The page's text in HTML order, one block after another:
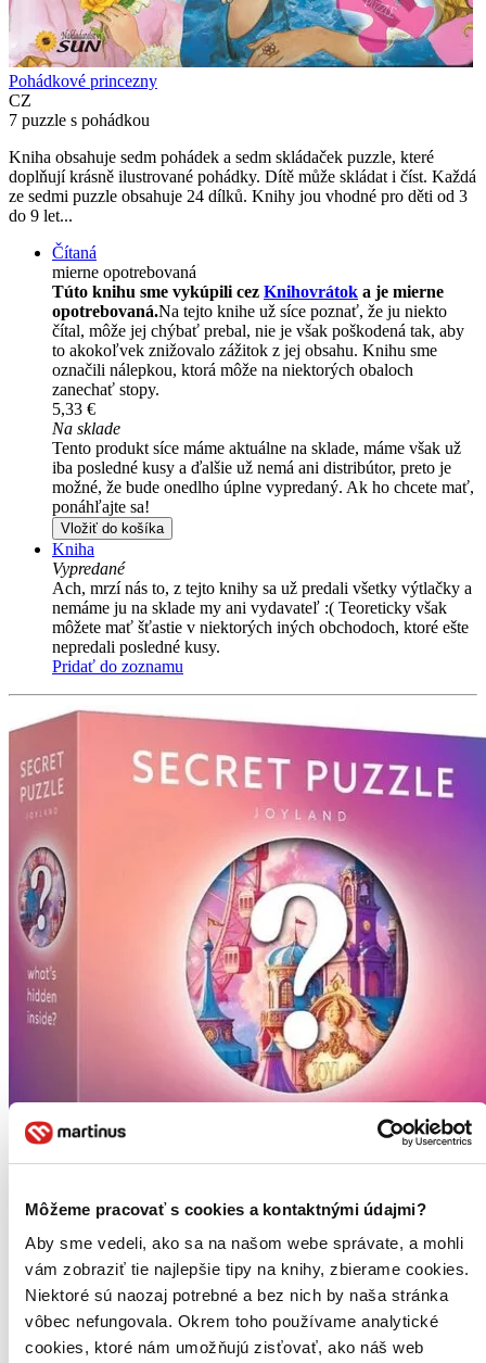
Môžeme pracovať s cookies a kontaktnými údajmi?
Aby sme vedeli, ako sa na našom webe správate, a mohli
vám zobraziť tie najlepšie tipy na knihy, zbierame cookies.
Niektoré sú naozaj potrebné a bez nich by naša stránka
vôbec nefungovala. Okrem toho používame analytické
cookies, ktoré nám umožňujú zisťovať, ako náš web
Pohádkové princezny
CZ
7 puzzle s pohádkou
Kniha obsahuje sedm pohádek a sedm skládaček puzzle, které
doplňují krásně ilustrované pohádky. Dítě může skládat i číst. Každá
ze sedmi puzzle obsahuje 24 dílků. Knihy jou vhodné pro děti od 3
do 9 let...
Čítaná
mierne opotrebovaná
Túto knihu sme vykúpili cez Knihovrátok a je mierne
opotrebovaná.Na tejto knihe už síce poznať, že ju niekto
čítal, môže jej chýbať prebal, nie je však poškodená tak, aby
to akokoľvek znižovalo zážitok z jej obsahu. Knihu sme
označili nálepkou, ktorá môže na niektorých obaloch
zanechať stopy.
5,33 €
Na sklade
Tento produkt síce máme aktuálne na sklade, máme však už
iba posledné kusy a ďalšie už nemá ani distribútor, preto je
možné, že bude onedlho úplne vypredaný. Ak ho chcete mať,
ponáhľajte sa!
Vložiť do košíka
Kniha
Vypredané
Ach, mrzí nás to, z tejto knihy sa už predali všetky výtlačky a
nemáme ju na sklade my ani vydavateľ :( Teoreticky však
môžete mať šťastie v niektorých iných obchodoch, ktoré ešte
nepredali posledné kusy.
Pridať do zoznamu
Puzzle Premium Plus Secret Puzzle Pouť
Secret Puzzle – Joyland je neobyčajnou ponukou pre všetkých
milovníkov skladačiek, ktorí majú radi vzrušenie a prekvapenia...
Puzzle (1000 dielikov)